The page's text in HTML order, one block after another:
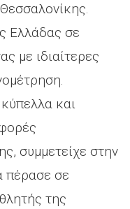
Ελλάδας σε
με ιδιαίτερες
και
συμμετείχε στην
πέρασε σε
της